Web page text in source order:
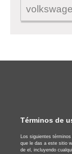
Términos de
Los siguientes
que le das a este sitio
de el, incluyendo